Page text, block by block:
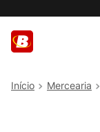
Mercearia